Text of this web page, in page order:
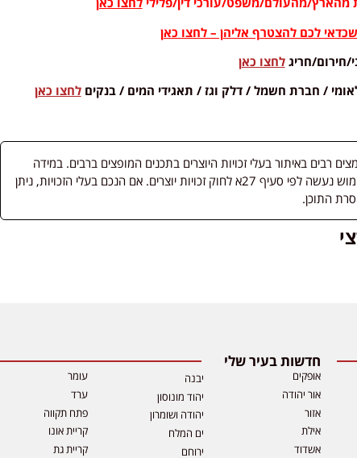
לכם להצטרף אליהן – לחצו כאן
חירום/חריגלחצו כאן
/ חברת חשמל / דלק וגז / תאגידי המים / בנקיםלחצו כאן
רבים באיתור בעלי זכויות היוצרים בתכנים המופצים ברבים. במידה
ופורסמה מדיה שבעליה אינו ידוע, השימוש נעשה לפי סעיף 27א לחוק זכויות יוצרים. אם הנכם בעלי הזכויות, ניתן
התוכן.
חדשות בעיר שלי
אופקים
אור יהודה
אזור
אילת
אשדוד
יבנה
יהוד מונוסון
יהודה ושומרון
ים המלח
ירוחם
עומר
ערד
פתח תקווה
קריית אונו
קריית גת